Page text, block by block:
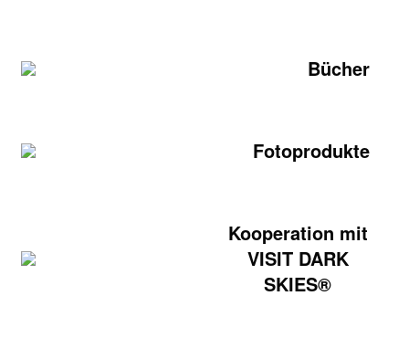
Bücher
Fotoprodukte
Kooperation mit
VISIT DARK
SKIES®